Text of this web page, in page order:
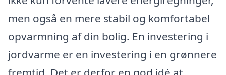
men også en mere stabil og komfortabel
opvarmning af din bolig. En investering i
jordvarme er en investering i en grønnere